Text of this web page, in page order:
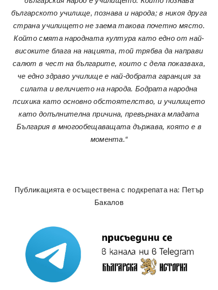
българското училище, познава и народа; в никоя друга
страна училището не заема такова почетно място.
Който смята народната култура като едно от най-
високите блага на нацията, той трябва да направи
салют в чест на българите, които с дела показваха,
че едно здраво училище е най-добрата гаранция за
силата и величието на народа. Бодрата народна
психика като основно обстоятелство, и училището
като допълнителна причина, превърнаха младата
България в многообещаващата държава, която е в
момента.“
Публикацията е осъществена с подкрепата на: Петър
Бакалов